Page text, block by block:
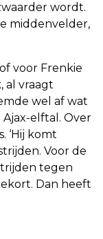
wordt.
middenvelder,
voor Frenkie
al vraagt
wel af wat
elftal. Over
‘Hij komt
Voor de
tegen
Dan heeft